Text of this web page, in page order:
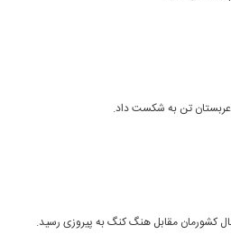
عربستان تن به شکست داد.